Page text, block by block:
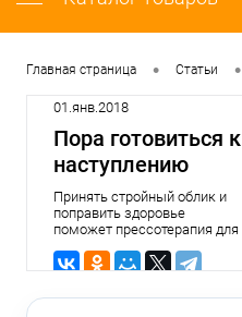
Главная страница • Статьи •
01.янв.2018
Пора готовиться к
наступлению
лета?!
Принять стройный облик и
поправить здоровье
поможет прессотерапия для
возможности избавиться от
регулярных походов в